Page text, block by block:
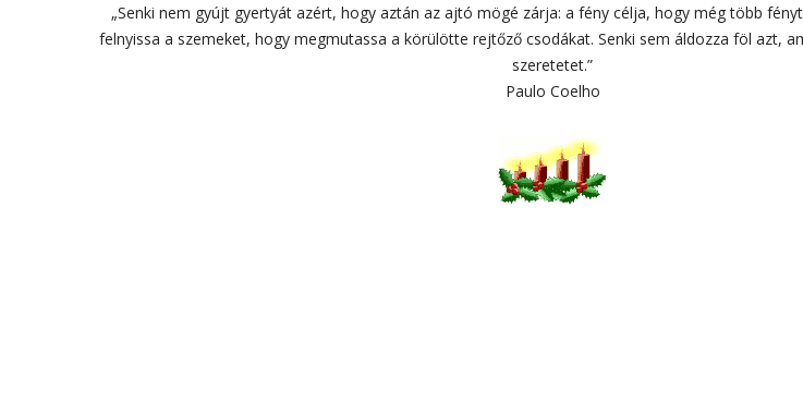
„Senki nem gyújt gyertyát azért, hogy aztán az ajtó mögé zárja: a fény célja, hogy még több
felnyissa a szemeket, hogy megmutassa a körülötte rejtőző csodákat. Senki sem áldozza föl azt,
szeretetet.”
Paulo Coelho